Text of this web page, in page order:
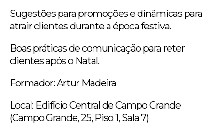
Sugestões para promoções e dinâmicas para
atrair clientes durante a época festiva.
Boas práticas de comunicação para reter
clientes após o Natal.
Formador: Artur Madeira
Local: Edifício Central de Campo Grande
(Campo Grande, 25, Piso 1, Sala 7)